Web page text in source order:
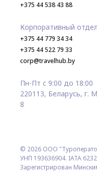
+375 44 538 43 88
Корпоративный отдел
+375 44 779 34 34
+375 44 522 79 33
corp@travelhub.by
Пн-Пт с 9:00 до 18:00
220113, Беларусь, г.
8
© 2026 ООО
УНП 193636904. IATA
Зарегистрирован